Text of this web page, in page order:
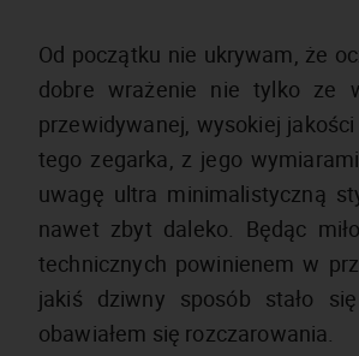
Od początku nie ukrywam, że
dobre wrażenie nie tylko ze
przewidywanej, wysokiej
tego zegarka, z jego
uwagę ultra minimalistyczną
nawet zbyt daleko. Będąc
technicznych powinienem w
jakiś dziwny sposób stało
obawiałem się rozczarowania.